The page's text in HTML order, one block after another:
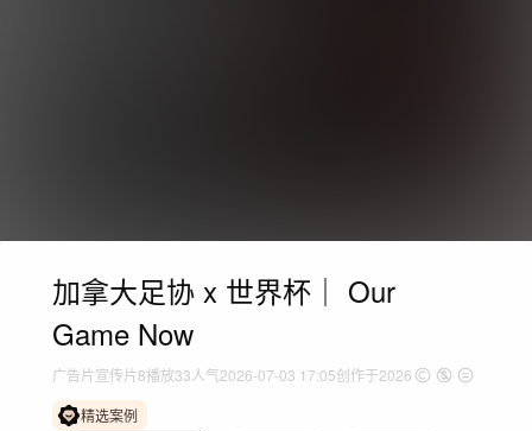
加拿大足协 x 世界杯｜ Our
Game Now
广告片宣传片8播放33人气2026-07-03 17:05创作于2026
精选案例